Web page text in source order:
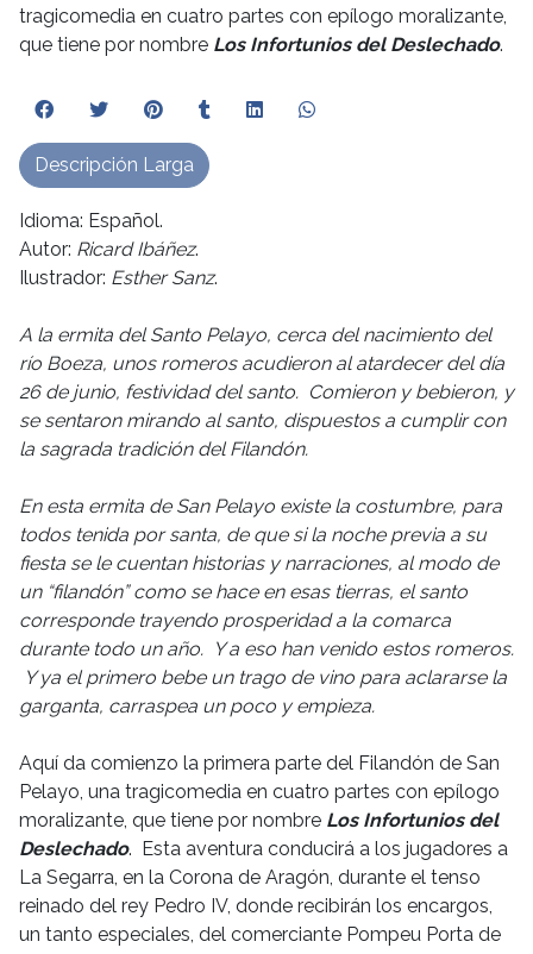
tragicomedia en cuatro partes con epílogo moralizante,
que tiene por nombre Los Infortunios del Deslechado.
Idioma: Español.
Autor: Ricard Ibáñez.
Ilustrador: Esther Sanz.
A la ermita del Santo Pelayo, cerca del nacimiento del
río Boeza, unos romeros acudieron al atardecer del día
26 de junio, festividad del santo. Comieron y bebieron, y
se sentaron mirando al santo, dispuestos a cumplir con
la sagrada tradición del Filandón.
En esta ermita de San Pelayo existe la costumbre, para
todos tenida por santa, de que si la noche previa a su
fiesta se le cuentan historias y narraciones, al modo de
un “filandón” como se hace en esas tierras, el santo
corresponde trayendo prosperidad a la comarca
durante todo un año. Y a eso han venido estos romeros.
Y ya el primero bebe un trago de vino para aclararse la
garganta, carraspea un poco y empieza.
Aquí da comienzo la primera parte del Filandón de San
Pelayo, una tragicomedia en cuatro partes con epílogo
moralizante, que tiene por nombre Los Infortunios del
Deslechado. Esta aventura conducirá a los jugadores a
La Segarra, en la Corona de Aragón, durante el tenso
reinado del rey Pedro IV, donde recibirán los encargos,
un tanto especiales, del comerciante Pompeu Porta de
Descripción Larga